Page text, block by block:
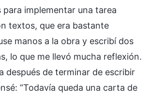
para implementar una tarea
textos, que era bastante
manos a la obra y escribí dos
lo que me llevó mucha reflexión.
después de terminar de escribir
“Todavía queda una carta de